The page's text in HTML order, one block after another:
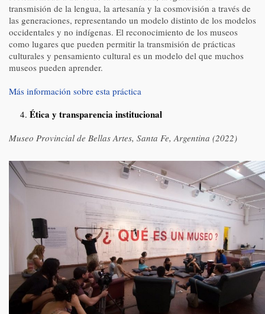
transmisión de la lengua, la artesanía y la cosmovisión a través de
las generaciones, representando un modelo distinto de los modelos
occidentales y no indígenas. El reconocimiento de los museos
como lugares que pueden permitir la transmisión de prácticas
culturales y pensamiento cultural es un modelo del que muchos
museos pueden aprender.
Más información sobre esta práctica
Ética y transparencia institucional
Museo Provincial de Bellas Artes, Santa Fe, Argentina (2022)